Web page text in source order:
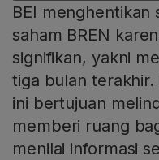
BEI menghentikan
saham BREN
signifikan, yakni
tiga bulan terakhir.
ini bertujuan
memberi ruang
menilai informasi